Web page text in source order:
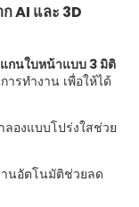
AI และ 3D
กนใบหน้าแบบ 3 มิติ
ารทำงาน เพื่อให้ได้
ลองแบบโปร่งใสช่วย
านอัตโนมัติช่วยลด